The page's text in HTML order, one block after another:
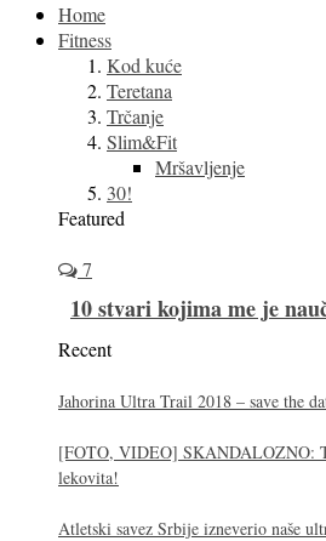
Home
Fitness
Kod kuće
Teretana
Trčanje
Slim&Fit
Mršavljenje
30!
Featured
7
10 stvari kojima me je
Recent
Jahorina Ultra Trail 2018 – save the
[FOTO, VIDEO] SKANDALOZNO:
lekovita!
Atletski savez Srbije izneverio naše